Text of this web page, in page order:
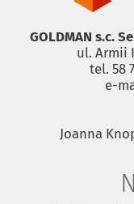
GOLDMAN s.c.
ul. Armii
tel. 58
e-
Joanna